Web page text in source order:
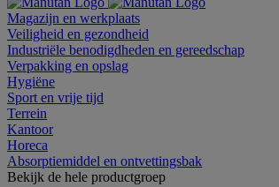
Magazijn en werkplaats
Veiligheid en gezondheid
Industriële benodigdheden en gereedschap
Verpakking en opslag
Hygiëne
Sport en vrije tijd
Terrein
Kantoor
Horeca
Absorptiemiddel en ontvettingsbak
Bekijk de hele productgroep